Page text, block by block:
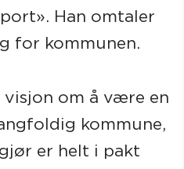
Han omtaler
for kommunen.
visjon om å være en
kommune,
er helt i pakt